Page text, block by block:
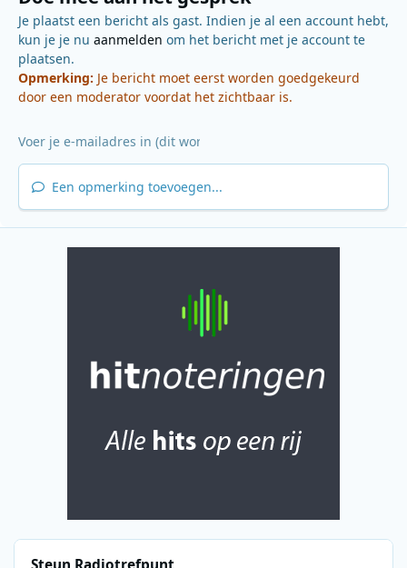
Je plaatst een bericht als gast. Indien je al een account hebt,
kun je je nu aanmelden om het bericht met je account te
plaatsen.
Opmerking: Je bericht moet eerst worden goedgekeurd
door een moderator voordat het zichtbaar is.
Een opmerking toevoegen...